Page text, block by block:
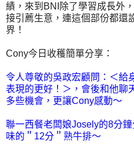
績，來到BNI除了學習成長外
接引薦生意，連這個部份都還
界！
Cony今日收穫簡單分享：
令人尊敬的吳政宏顧問：＜給
表現的更好！＞，會後和他聊
多些機會，更讓Cony感動～
聯一西餐老闆娘Josely的8分
味的＂12分＂熟牛排～